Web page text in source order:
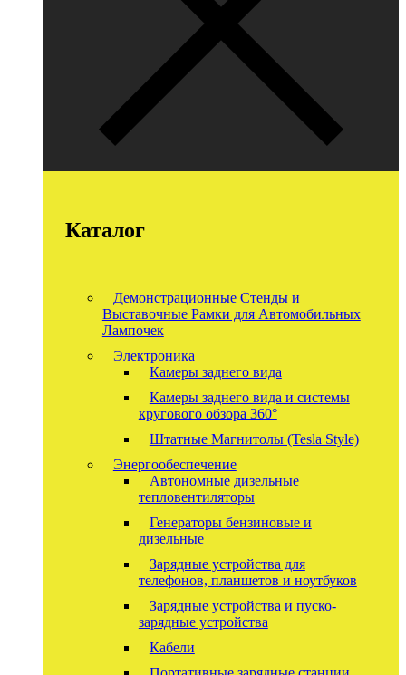
Каталог
Демонстрационные Стенды и
Выставочные Рамки для Автомобильных
Лампочек
Электроника
Камеры заднего вида
Камеры заднего вида и системы
кругового обзора 360°
Штатные Магнитолы (Tesla Style)
Энергообеспечение
Автономные дизельные
тепловентиляторы
Генераторы бензиновые и
дизельные
Зарядные устройства для
телефонов, планшетов и ноутбуков
Зарядные устройства и пуско-
зарядные устройства
Кабели